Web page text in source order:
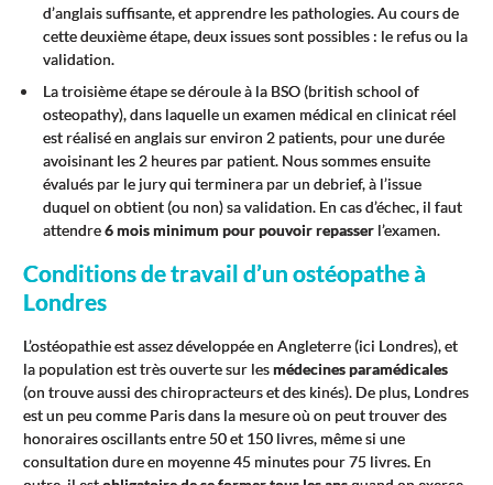
d’anglais suffisante, et apprendre les pathologies. Au cours de
cette deuxième étape, deux issues sont possibles : le refus ou la
validation.
La troisième étape se déroule à la BSO (british school of
osteopathy), dans laquelle un examen médical en clinicat réel
est réalisé en anglais sur environ 2 patients, pour une durée
avoisinant les 2 heures par patient. Nous sommes ensuite
évalués par le jury qui terminera par un debrief, à l’issue
duquel on obtient (ou non) sa validation. En cas d’échec, il faut
attendre6 mois minimum pour pouvoir repasserl’examen.
Conditions de travail d’un ostéopathe à
Londres
L’ostéopathie est assez développée en Angleterre (ici Londres), et
la population est très ouverte sur lesmédecines paramédicales
(on trouve aussi des chiropracteurs et des kinés). De plus, Londres
est un peu comme Paris dans la mesure où on peut trouver des
honoraires oscillants entre 50 et 150 livres, même si une
consultation dure en moyenne 45 minutes pour 75 livres. En